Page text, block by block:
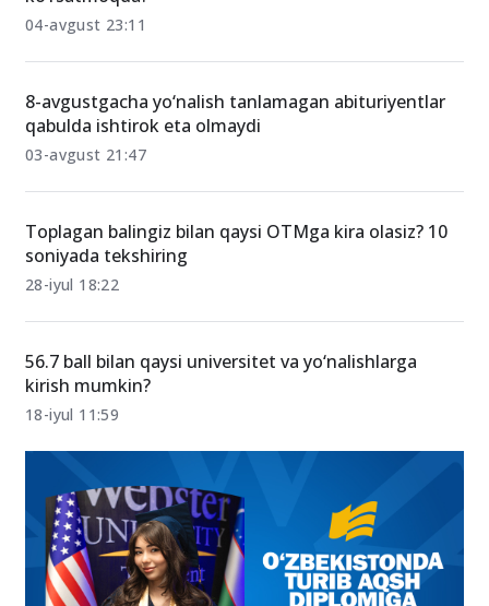
ko‘rsatmoqda?
04-avgust 23:11
qabulda ishtirok eta olmaydi
03-avgust 21:47
soniyada tekshiring
28-iyul 18:22
18-iyul 11:59